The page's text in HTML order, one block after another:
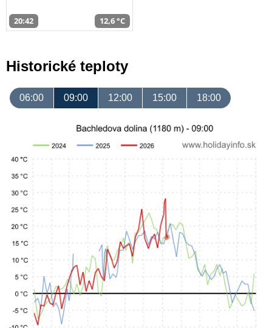
20:42 12,6 °C
Historické teploty
06:00 09:00 12:00 15:00 18:00